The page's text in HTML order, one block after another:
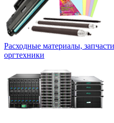
Расходные материалы,
оргтехники